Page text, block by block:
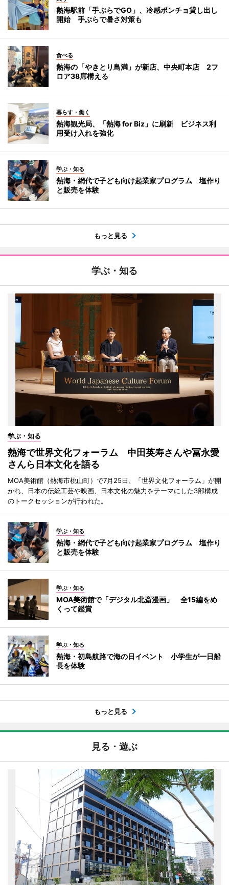
熱海駅前「手ぶらでGO」、冷感ポンチョ貸し出し
開始 手ぶらで暑さ対策も
食べる
熱海の「やきとり鳥満」が新店、中央町本店 2フ
ロア38席構える
暮らす・働く
熱海観光局、「熱海 for Biz」に刷新 ビジネス利
用受け入れを強化
学ぶ・知る
熱海・網代で子ども向け起業家プログラム 塩作り
と販売を体験
もっと見る
学ぶ・知る
学ぶ・知る
熱海で世界文化フォーラム 中田英寿さんや冨永愛
さんら日本文化を語る
MOA美術館（熱海市桃山町）で7月25日、「世界文化フォーラム」が開
かれ、日本の伝統工芸や映画、日本文化の魅力をテーマにした3部構成
のトークセッションが行われた。
学ぶ・知る
熱海・網代で子ども向け起業家プログラム 塩作り
と販売を体験
学ぶ・知る
MOA美術館で「デジタル北斎漫画」 全15編をめ
くって鑑賞
学ぶ・知る
熱海・初島航路で海の日イベント 小学生が一日船
長を体験
もっと見る
見る・遊ぶ